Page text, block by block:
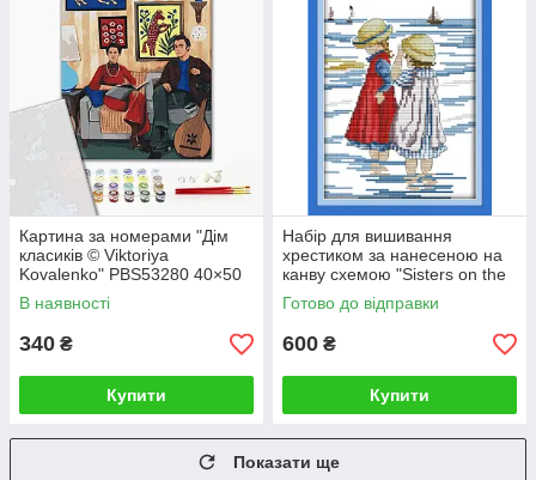
Картина за номерами "Дім
класиків © Viktoriya
Kovalenko" PBS53280 40×50
см
В наявності
340 ₴
Купити
Набір для вишивання
хрестиком за нанесеною на
канву схемою "Sisters on the
beach". (AIDA 14CT
printed,19*27 см)
Готово до відправки
600 ₴
Купити
Показати ще